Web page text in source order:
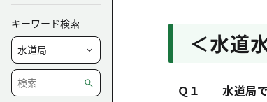
キーワード検索
＜水道
Ｑ１
水道局